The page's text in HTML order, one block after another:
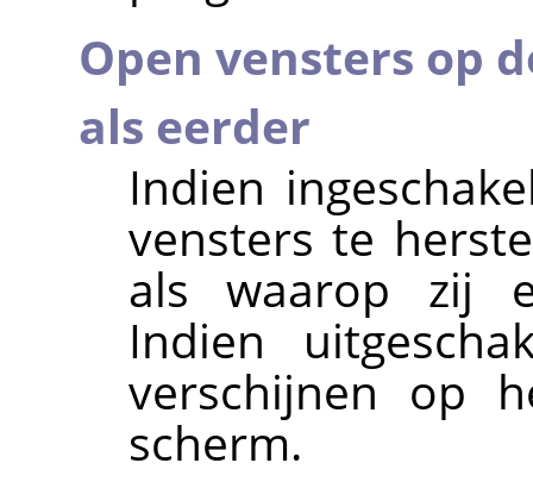
Open vensters op
als eerder
Indien
vensters te
als waarop zij
Indien
verschijnen op
scherm.